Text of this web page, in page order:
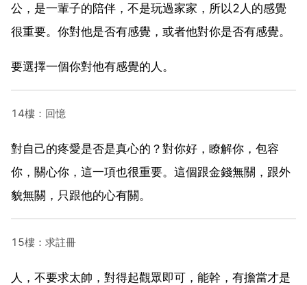
公，是一輩子的陪伴，不是玩過家家，所以2人的感覺
很重要。你對他是否有感覺，或者他對你是否有感覺。
要選擇一個你對他有感覺的人。
14樓：回憶
對自己的疼愛是否是真心的？對你好，瞭解你，包容
你，關心你，這一項也很重要。這個跟金錢無關，跟外
貌無關，只跟他的心有關。
15樓：求註冊
人，不要求太帥，對得起觀眾即可，能幹，有擔當才是